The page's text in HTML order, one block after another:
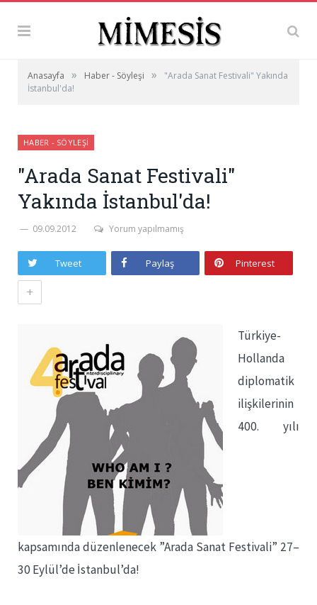
Anasayfa » Haber - Söyleşi »
"Arada Sanat Festivali" Yakında
İstanbul'da!
HABER - SÖYLEŞI
"Arada Sanat Festivali"
Yakında İstanbul'da!
09.09.2012 Yorum yapılmamış
Tweet Paylaş Pinterest
+
Türkiye-
Hollanda
diplomatik
ilişkilerinin
400. yılı
kapsamında düzenlenecek ”Arada Sanat Festivali” 27–
30 Eylül’de İstanbul’da!